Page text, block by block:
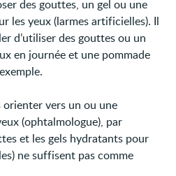
des gouttes, un gel ou une
les yeux (larmes artificielles). Il
d’utiliser des gouttes ou un
en journée et une pommade
vers un ou une
(ophtalmologue), par
et les gels hydratants pour
ne suffisent pas comme